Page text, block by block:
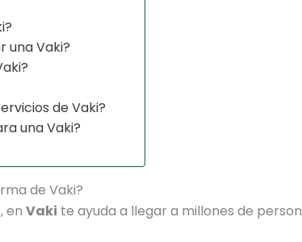
una Vaki?
de Vaki?
una Vaki?
de Vaki?
en Vaki te ayuda a llegar a millones de